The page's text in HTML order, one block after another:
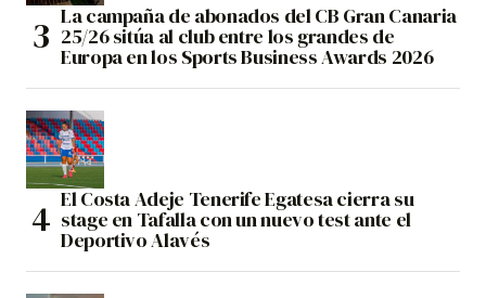
La campaña de abonados del CB Gran Canaria
25/26 sitúa al club entre los grandes de
Europa en los Sports Business Awards 2026
El Costa Adeje Tenerife Egatesa cierra su
stage en Tafalla con un nuevo test ante el
Deportivo Alavés